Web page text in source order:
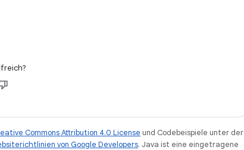
Commons Attribution 4.0 License und Codebeispiele unter der
von Google Developers. Java ist eine eingetragene